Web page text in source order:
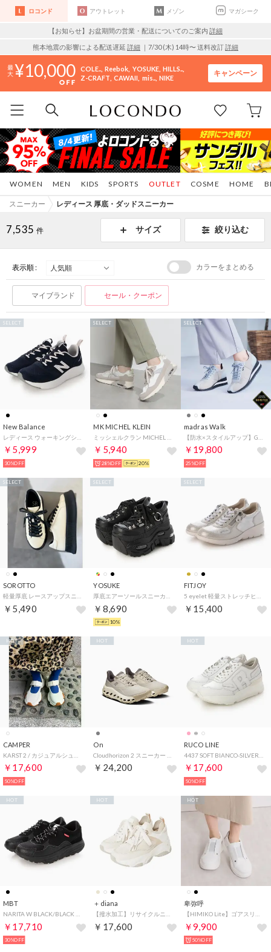
ロコンド アウトレット メゾン マガシーク
【お知らせ】お盆期間の営業・配送についてのご案内 詳細
熊本地震の影響による配送遅延 詳細 ｜7/30 (木) 14時〜 送料改訂詳細
10,000 COLE.. Reebok YOSUKE HILLS..
Z-CRAFT CAWAII mis.. NIKE
キャンペーン
WOMEN MEN KIDS SPORTS COSME HOME
OUTLET
スニーカー レディース 厚底・ダッドスニーカー
7,535 件 サイズ 絞り込む
表示順 : カラーをまとめる
マイブランド セール・クーポン
New Balance
￥5,999
SELECT
30%OFF
MK MICHEL KLEIN
￥5,940
SELECT
28%OFF 20%
madras Walk
￥19,800
SELECT
25%OFF
SOROTTO
￥5,490
SELECT
YOSUKE
￥8,690
SELECT
10%
FITJOY
￥15,400
SELECT
CAMPER
￥17,600
HOT
50%OFF
On
￥24,200
HOT
RUCO LINE
￥17,600
HOT
50%OFF
MBT
￥17,710
HOT
30%OFF
＋diana
￥17,600
HOT
卑弥呼
￥9,900
HOT
50%OFF